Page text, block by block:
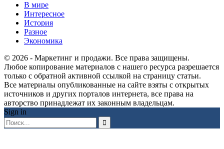
В мире
Интересное
История
Разное
Экономика
© 2026 - Маркетинг и продажи. Все права защищены.
Любое копирование материалов с нашего ресурса разрешается
только с обратной активной ссылкой на страницу статьи.
Все материалы опубликованные на сайте взяты с открытых
источников и других порталов интернета, все права на
авторство принадлежат их законным владельцам.
Sign in